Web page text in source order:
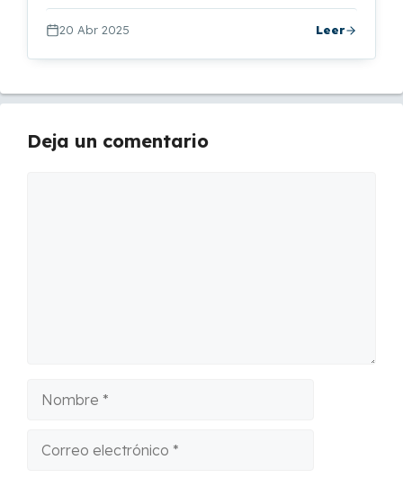
20 Abr 2025 Leer
Deja un comentario
electrónico